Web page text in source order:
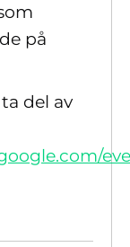
på
del av